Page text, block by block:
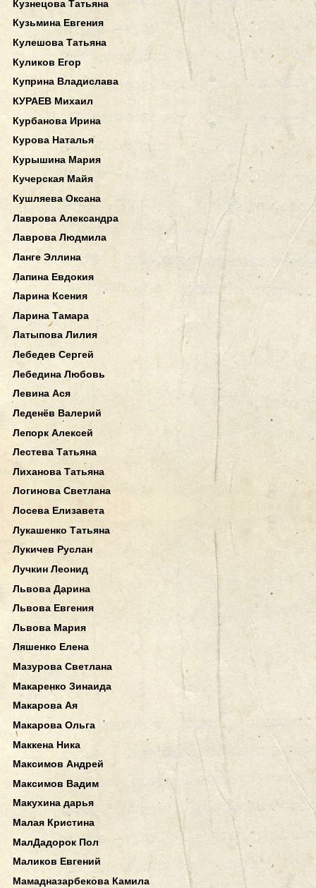
Кузнецова Татьяна
Кузьмина Евгения
Кулешова Татьяна
Куликов Егор
Куприна Владислава
КУРАЕВ Михаил
Курбанова Ирина
Курова Наталья
Курышина Мария
Кучерская Майя
Кушляева Оксана
Лаврова Александра
Лаврова Людмила
Ланге Эллина
Лапина Евдокия
Ларина Ксения
Ларина Тамара
Латыпова Лилия
Лебедев Сергей
Лебедина Любовь
Левина Ася
Леденёв Валерий
Лепорк Алексей
Лестева Татьяна
Лиханова Татьяна
Логинова Светлана
Лосева Елизавета
Лукашенко Татьяна
Лукичев Руслан
Лучкин Леонид
Львова Дарина
Львова Евгения
Львова Мария
Ляшенко Елена
Мазурова Светлана
Макаренко Зинаида
Макарова Ая
Макарова Ольга
Маккена Ника
Максимов Андрей
Максимов Вадим
Макухина дарья
Малая Кристина
МалДадорок Пол
Маликов Евгений
Мамадназарбекова Камила